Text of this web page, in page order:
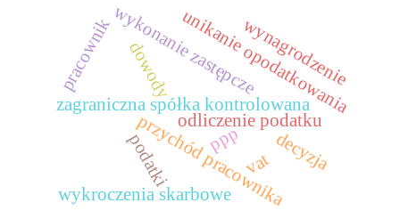
unikanie opodatkowania
zagraniczna spółka kontrolowana
przychód pracownika
vat
wykonanie zastępcze
odliczenie podatku
wykroczenia skarbowe
podatki
pracownik wynagrodzenie
ppp
dowody
decyzja